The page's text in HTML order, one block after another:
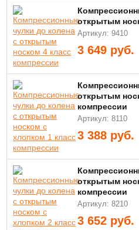
открытым
Артикул: 9410
3 649 руб.
открытым
компрессии
Артикул: 8110
3 388 руб.
открытым
компрессии
Артикул: 8210
3 652 руб.